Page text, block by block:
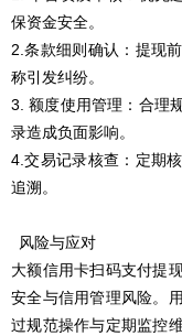
保资金安全。
2.条款细则确认：提现
称引发纠纷。
3. 额度使用管理：合理
录造成负面影响。
4.交易记录核查：定期
追溯。
风险与应对
大额信用卡扫码支付提
安全与信用管理风险。
过规范操作与定期监控